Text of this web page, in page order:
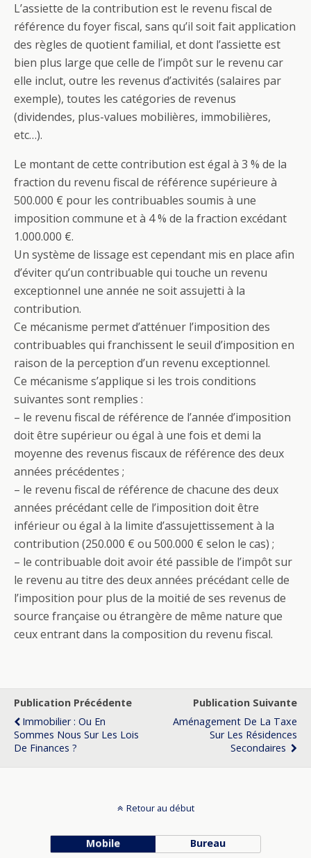
L’assiette de la contribution est le revenu fiscal de
référence du foyer fiscal, sans qu’il soit fait application
des règles de quotient familial, et dont l’assiette est
bien plus large que celle de l’impôt sur le revenu car
elle inclut, outre les revenus d’activités (salaires par
exemple), toutes les catégories de revenus
(dividendes, plus-values mobilières, immobilières,
etc…).
Le montant de cette contribution est égal à 3 % de la
fraction du revenu fiscal de référence supérieure à
500.000 € pour les contribuables soumis à une
imposition commune et à 4 % de la fraction excédant
1.000.000 €.
Un système de lissage est cependant mis en place afin
d’éviter qu’un contribuable qui touche un revenu
exceptionnel une année ne soit assujetti à la
contribution.
Ce mécanisme permet d’atténuer l’imposition des
contribuables qui franchissent le seuil d’imposition en
raison de la perception d’un revenu exceptionnel.
Ce mécanisme s’applique si les trois conditions
suivantes sont remplies :
– le revenu fiscal de référence de l’année d’imposition
doit être supérieur ou égal à une fois et demi la
moyenne des revenus fiscaux de référence des deux
années précédentes ;
– le revenu fiscal de référence de chacune des deux
années précédant celle de l’imposition doit être
inférieur ou égal à la limite d’assujettissement à la
contribution (250.000 € ou 500.000 € selon le cas) ;
– le contribuable doit avoir été passible de l’impôt sur
le revenu au titre des deux années précédant celle de
l’imposition pour plus de la moitié de ses revenus de
source française ou étrangère de même nature que
ceux entrant dans la composition du revenu fiscal.
Publication Précédente
Immobilier : Ou En
Sommes Nous Sur Les Lois
De Finances ?
Publication Suivante
Aménagement De La Taxe
Sur Les Résidences
Secondaires
Retour au début
Mobile Bureau